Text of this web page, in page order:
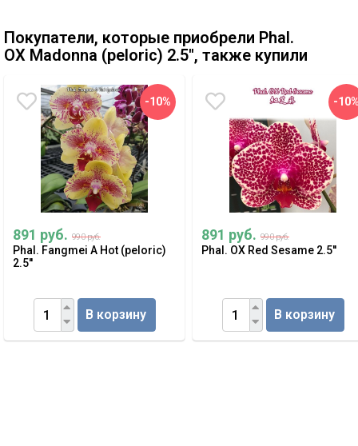
Покупатели, которые приобрели Phal.
OX Madonna (peloric) 2.5'', также купили
-10%
891 руб. 990 руб.
Phal. Fangmei A Hot (peloric)
2.5''
В корзину
-
891 руб. 990 руб.
Phal. OX Red Sesame 2.5''
В корзину